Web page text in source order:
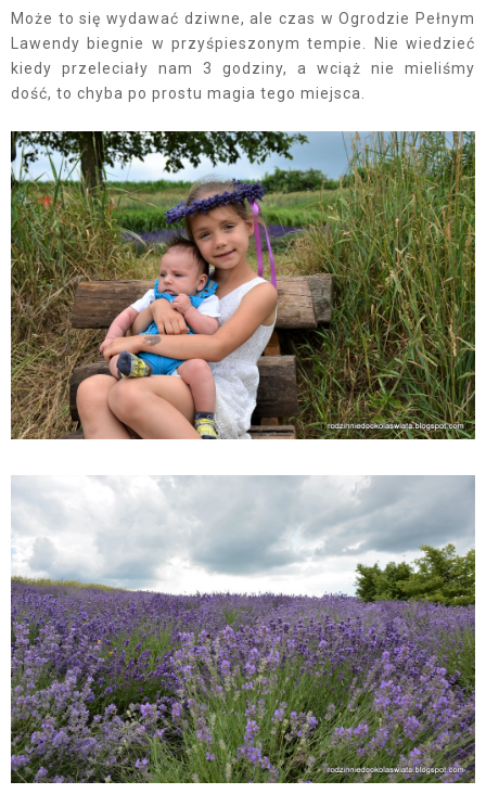
Może to się wydawać dziwne, ale czas w Ogrodzie Pełnym
Lawendy biegnie w przyśpieszonym tempie. Nie wiedzieć
kiedy przeleciały nam 3 godziny, a wciąż nie mieliśmy
dość, to chyba po prostu magia tego miejsca.